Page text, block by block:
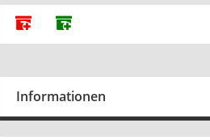
Alle Dokumente zu dieser
Dokumente ohne
Informationen